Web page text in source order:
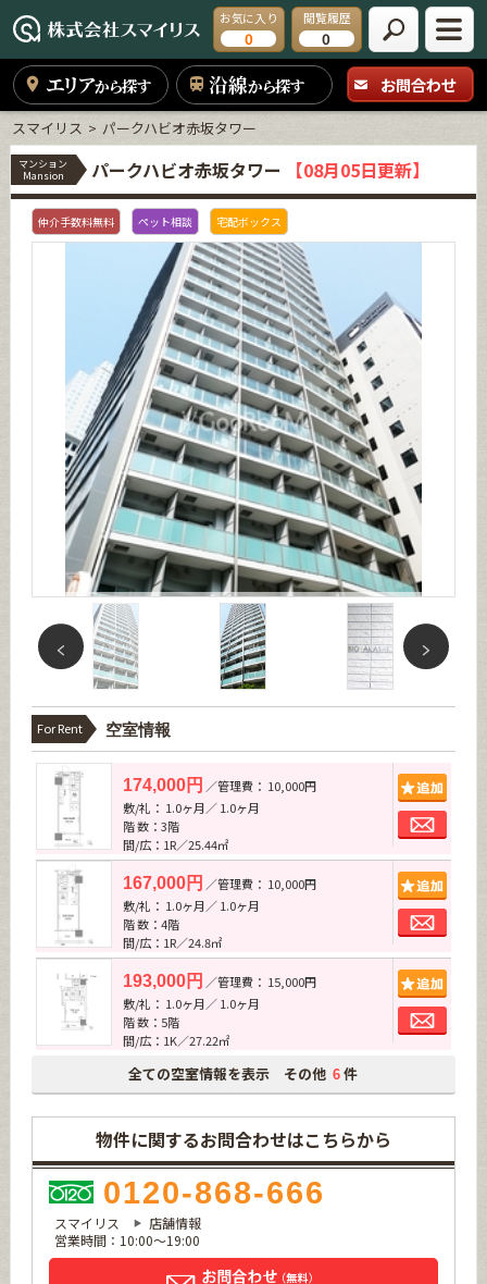
お気に入り
0
閲覧履歴
0
エリアから探す 沿線から探す お問合わせ
スマイリス パークハビオ赤坂タワー
マンション
Mansion
パークハビオ赤坂タワー 【08月05日更新】
仲介手数料無料 ペット相談 宅配ボックス
For Rent 空室情報
174,000円 ／管理費： 10,000円
敷/礼： 1.0ヶ月／ 1.0ヶ月
階 数：3階
間/広：1R／25.44㎡
167,000円 ／管理費： 10,000円
敷/礼： 1.0ヶ月／ 1.0ヶ月
階 数：4階
間/広：1R／24.8㎡
193,000円 ／管理費： 15,000円
敷/礼： 1.0ヶ月／ 1.0ヶ月
階 数：5階
間/広：1K／27.22㎡
全ての空室情報を表示 その他 6 件
物件に関するお問合わせはこちらから
0120-868-666
スマイリス
店舗情報
営業時間：10:00～19:00